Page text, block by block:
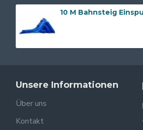
Unsere Informationen
Über uns
Kontakt